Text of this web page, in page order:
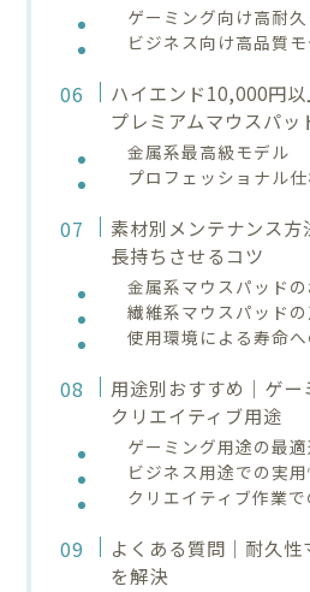
ゲーミング向け高耐
ビジネス向け高品質
ハイエンド10,000円
プレミアムマウスパッ
金属系最高級モデル
プロフェッショナル
素材別メンテナンス
長持ちさせるコツ
金属系マウスパッド
繊維系マウスパッド
使用環境による寿命
用途別おすすめ｜ゲー
クリエイティブ用途
ゲーミング用途の最
ビジネス用途での実
クリエイティブ作業
よくある質問｜耐久
を解決